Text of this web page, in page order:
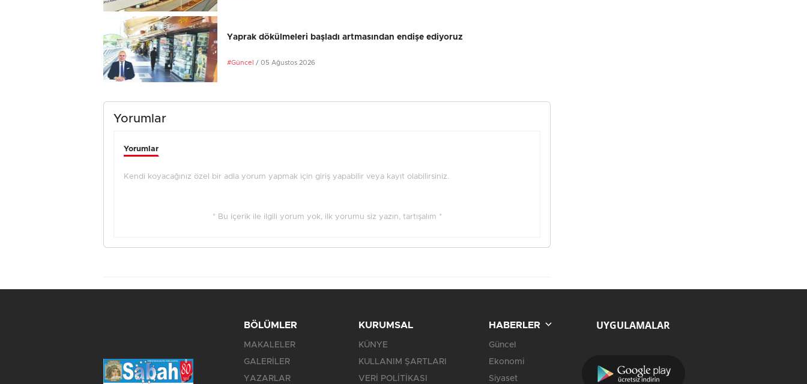
Yaprak dökülmeleri başladı artmasından endişe ediyoruz
#Güncel / 05 Ağustos 2026
Yorumlar
Yorumlar
Kendi koyacağınız özel bir adla yorum yapmak için giriş yapabilir veya kayıt olabilirsiniz.
* Bu içerik ile ilgili yorum yok, ilk yorumu siz yazın, tartışalım *
BÖLÜMLER
MAKALELER
GALERİLER
YAZARLAR
KURUMSAL
KÜNYE
KULLANIM ŞARTLARI
VERİ POLİTİKASI
HABERLER
Güncel
Ekonomi
Siyaset
UYGULAMALAR